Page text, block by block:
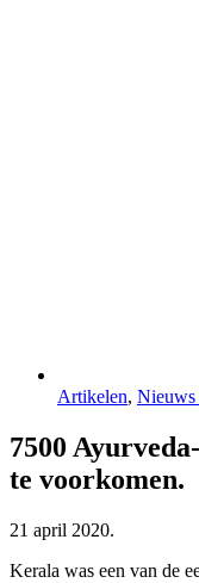
Artikelen, Nieuws
7500
te voorkomen.
21 april 2020.
Kerala was een van de